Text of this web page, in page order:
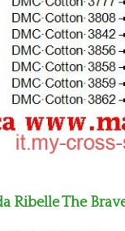
Ribelle The